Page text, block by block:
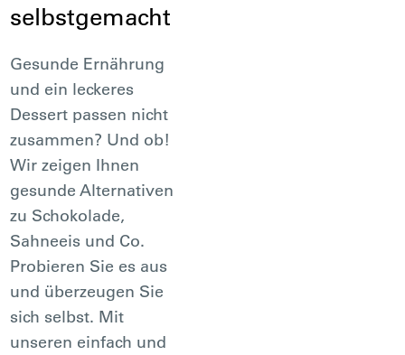
selbstgemacht
Gesunde Ernährung
und ein leckeres
Dessert passen nicht
zusammen? Und ob!
Wir zeigen Ihnen
gesunde Alternativen
zu Schokolade,
Sahneeis und Co.
Probieren Sie es aus
und überzeugen Sie
sich selbst. Mit
unseren einfach und